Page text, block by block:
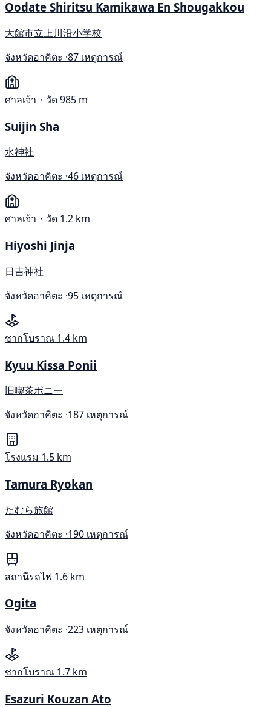
Oodate Shiritsu Kamikawa En Shougakkou
大館市立上川沿小学校
จังหวัดอาคิตะ ·87 เหตุการณ์
ศาลเจ้า・วัด985 m
Suijin Sha
水神社
จังหวัดอาคิตะ ·46 เหตุการณ์
ศาลเจ้า・วัด 1.2 km
Hiyoshi Jinja
日吉神社
จังหวัดอาคิตะ ·95 เหตุการณ์
ซากโบราณ 1.4 km
Kyuu Kissa Ponii
旧喫茶ポニー
จังหวัดอาคิตะ ·187 เหตุการณ์
โรงแรม 1.5 km
Tamura Ryokan
たむら旅館
จังหวัดอาคิตะ ·190 เหตุการณ์
สถานีรถไฟ 1.6 km
Ogita
จังหวัดอาคิตะ ·223 เหตุการณ์
ซากโบราณ 1.7 km
Esazuri Kouzan Ato